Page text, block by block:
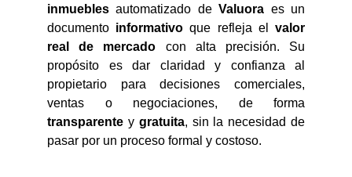
inmuebles automatizado deValuora es un
documento informativo que refleja elvalor
real de mercado con alta precisión. Su
propósito es dar claridad y confianza al
propietario para decisiones comerciales,
ventas o negociaciones, de forma
transparente y gratuita, sin la necesidad de
pasar por un proceso formal y costoso.